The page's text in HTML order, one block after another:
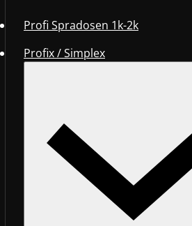
Profi Spradosen 1k-2k
Profix / Simplex